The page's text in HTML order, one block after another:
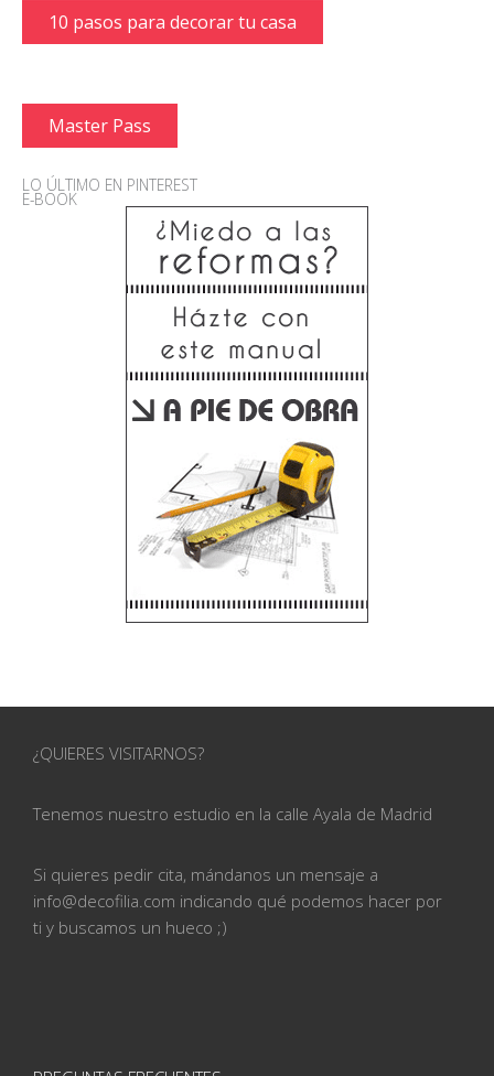
10 pasos para decorar tu casa
Master Pass
LO ÚLTIMO EN PINTEREST
E-BOOK
¿QUIERES VISITARNOS?
Tenemos nuestro estudio en la calle Ayala de Madrid
Si quieres pedir cita, mándanos un mensaje a
info@decofilia.com indicando qué podemos hacer por
ti y buscamos un hueco ;)